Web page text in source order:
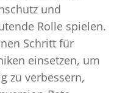
und
Rolle spielen.
Schritt für
einsetzen, um
zu verbessern,